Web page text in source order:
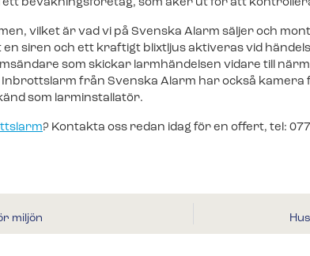
ett bevakningsföretag, som åker ut för att
vilket är vad vi på Svenska Alarm säljer och
en siren och ett kraftigt blixtljus aktiveras vid
som skickar larmhändelsen vidare till
från Svenska Alarm har också kamera
som larminstallatör.
? Kontakta oss redan idag för en offert, tel:
miljön